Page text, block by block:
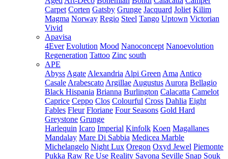
Carpet Corten Gatsby Grunge Jacquard Joliet Kilim
Magma Norway Regio Steel Tango Uptown Victorian
Vivid
Apavisa
4Ever Evolution Mood Nanoconcept Nanoevolution
Regeneration Tattoo Zinc south
APE
Abyss Agate Alexandria Alpi Green Ama Antico
Casale Arabescato Argillae Augustus Aurora Bellagio
Black Hispania Brianna Burlington Calacatta Camelot
Caprice Ceppo Clos Colourful Cross Dahlia Eight
Fables Fleur Floriane Four Seasons Gold Hard
Greystone Grunge
Harlequin Icaro Imperial Kinfolk Koen Magallanes
Mandalay Mare Di Sabbia Medicea Marble
Michelangelo Night Lux Oregon Oxyd Jewel Piemonte
Pukka Raw Re Use Reality Savona Seville Snap Souk